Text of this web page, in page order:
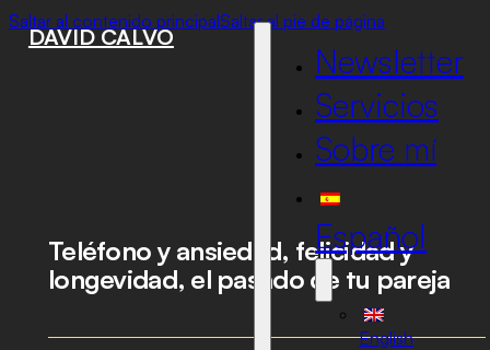
Saltar al contenido principalSaltar al pie de página
DAVID CALVO
Newsletter
Servicios
Sobre mí
Español
English
Teléfono y ansiedad, felicidad y
longevidad, el pasado de tu pareja